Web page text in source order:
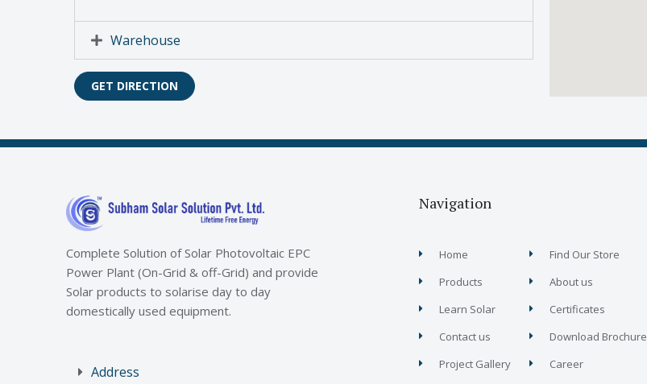
Warehouse
GET DIRECTION
Complete Solution of Solar Photovoltaic EPC
Power Plant (On-Grid & off-Grid) and provide
Solar products to solarise day to day
domestically used equipment.
Address
Navigation
Home
Products
Learn Solar
Contact us
Project Gallery
Find Our Store
About us
Certificates
Download Brochure
Career